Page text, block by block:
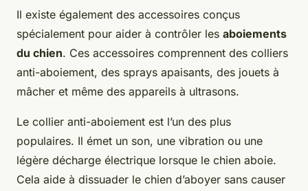
Il existe également des accessoires conçus
spécialement pour aider à contrôler les aboiements
du chien. Ces accessoires comprennent des colliers
anti-aboiement, des sprays apaisants, des jouets à
mâcher et même des appareils à ultrasons.
Le collier anti-aboiement est l’un des plus
populaires. Il émet un son, une vibration ou une
légère décharge électrique lorsque le chien aboie.
Cela aide à dissuader le chien d’aboyer sans causer